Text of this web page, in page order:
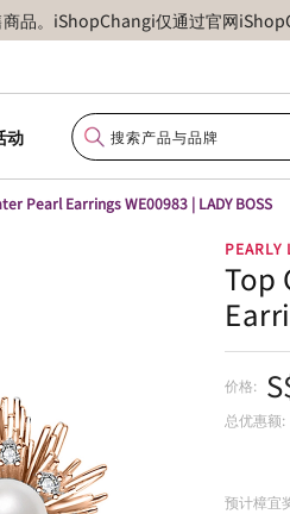
品。iShopChangi仅通过官网
动
Pearl Earrings WE00983 | LADY BOSS
PEARLY
Top
价格:
总优惠额:
预计樟宜